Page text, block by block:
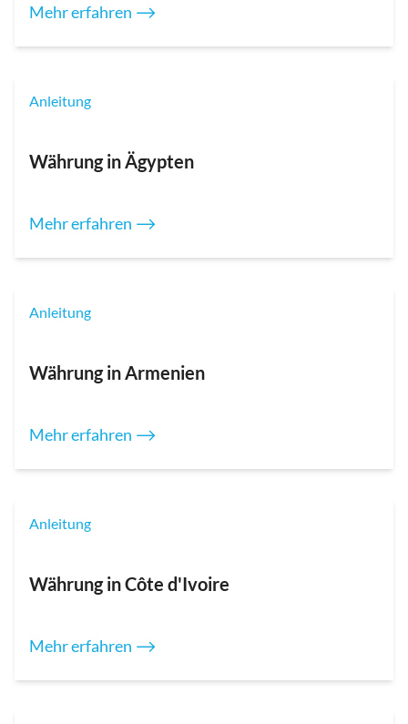
Mehr erfahren ⟶
Anleitung
Währung in Ägypten
Mehr erfahren ⟶
Anleitung
Währung in Armenien
Mehr erfahren ⟶
Anleitung
Währung in Côte d'Ivoire
Mehr erfahren ⟶